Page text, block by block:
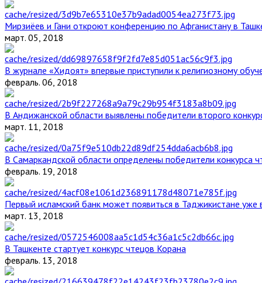
Мирзиёев и Гани откроют конференцию по Афганистану в
март. 05, 2018
В журнале «Хидоят» впервые приступили к религиозному
февраль. 06, 2018
В Андижанской области выявлены победители второго
март. 11, 2018
В Самаркандской области определены победители конкурса
февраль. 19, 2018
Первый исламский банк может появиться в Таджикистане уже
март. 13, 2018
В Ташкенте стартует конкурс чтецов Корана
февраль. 13, 2018